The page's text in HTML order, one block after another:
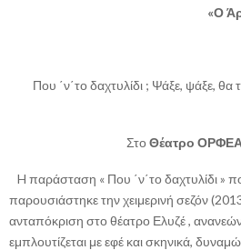
«Ο
Που ΄ν΄το δαχτυλίδι ; Ψάξε, ψάξε, θα
ΣτοΘέατρο
H παράσταση « Που ΄ν΄το δαχτυλίδι »
παρουσιάστηκε την χειμερινή σεζόν
ανταπόκριση στο θέατρο Ελυζέ ,
εμπλουτίζεται με εφέ και σκηνικά,